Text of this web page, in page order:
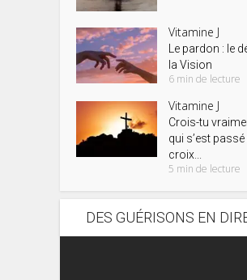
Vitamine J
Le pardon : le
la Vision
6 min de lecture
Vitamine J
Crois-tu
qui s’est passé
croix...
5 min de lecture
DES GUÉRISONS EN